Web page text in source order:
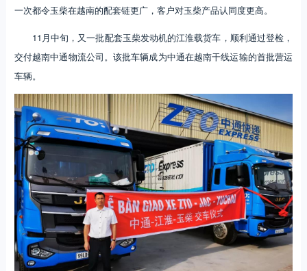
一次都令玉柴在越南的配套链更广，客户对玉柴产品认同度更高。
11月中旬，又一批配套玉柴发动机的江淮载货车，顺利通过登检，
交付越南中通物流公司。该批车辆成为中通在越南干线运输的首批营运
车辆。